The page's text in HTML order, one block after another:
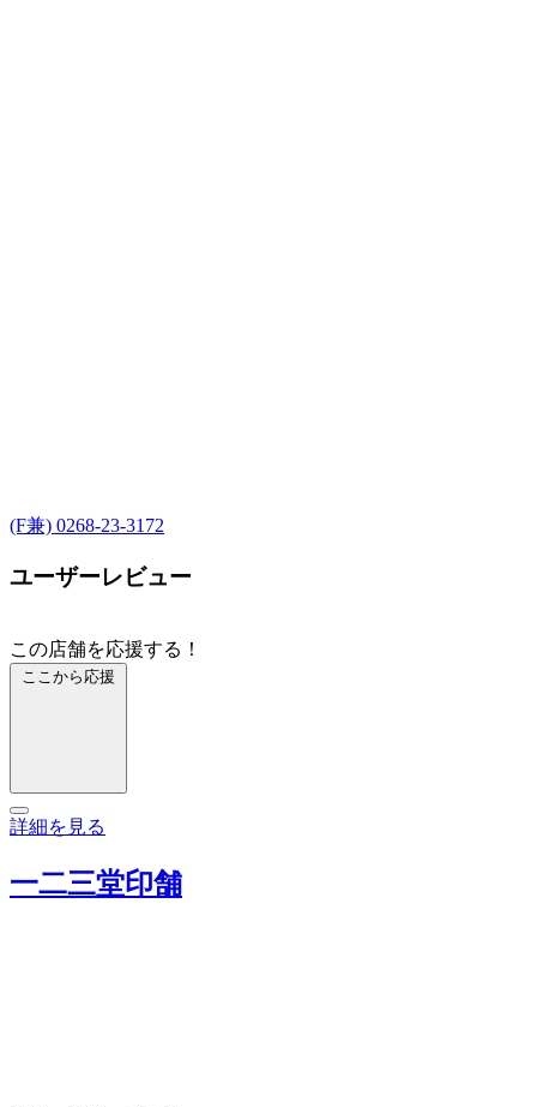
(F兼) 0268-23-3172
ユーザーレビュー
この店舗を応援する！
ここから応援
詳細を見る
一二三堂印舗